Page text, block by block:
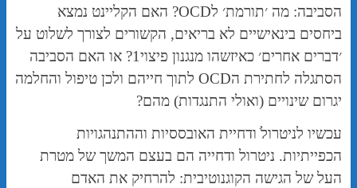
הסביבה: מה ׳תורמת׳ לOCD? האם הקליינט נמצא
ביחסים בינאישיים לא בריאים, הקשורים לצורך לשלוט על
׳דברים אחרים׳ כאיזשהו מנגנון פיצוי1? או האם הסביבה
הסתגלה לחתירת הOCD לתוך חייהם ולכן טיפול והחלמה
יגרום שינויים (ואולי התנגדות) מהם?
עכשיו לניטרולֹ ודחיית האובססיות וההתנהגויות
הכפייתיות. ניטרול ודחייה הם בעצם המשך של מטרת
העל של הגישה הקוגנוטיבית: להרחיק את האדם